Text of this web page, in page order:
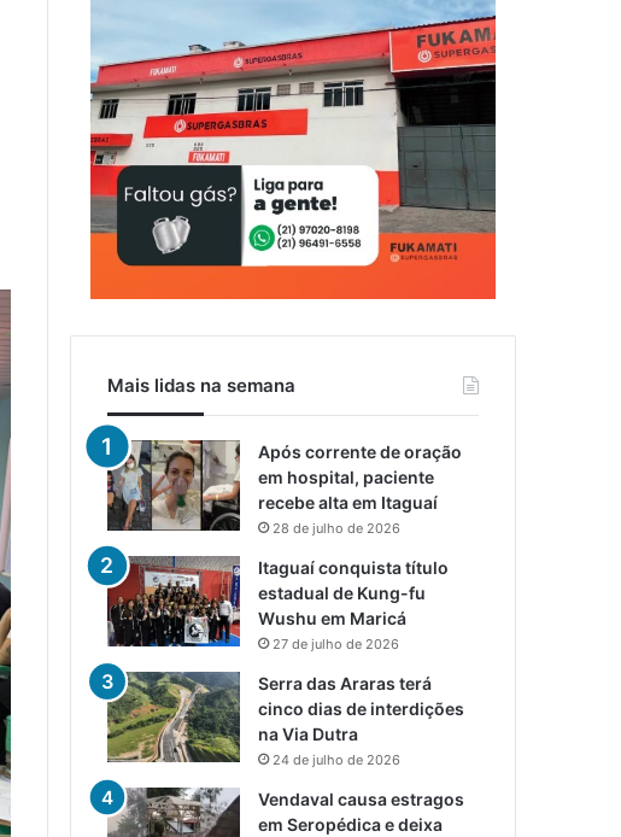
Mais lidas na semana
Após corrente de oração
em hospital, paciente
recebe alta em Itaguaí
28 de julho de 2026
Itaguaí conquista título
estadual de Kung-fu
Wushu em Maricá
27 de julho de 2026
Serra das Araras terá
cinco dias de interdições
na Via Dutra
24 de julho de 2026
Vendaval causa estragos
em Seropédica e deixa